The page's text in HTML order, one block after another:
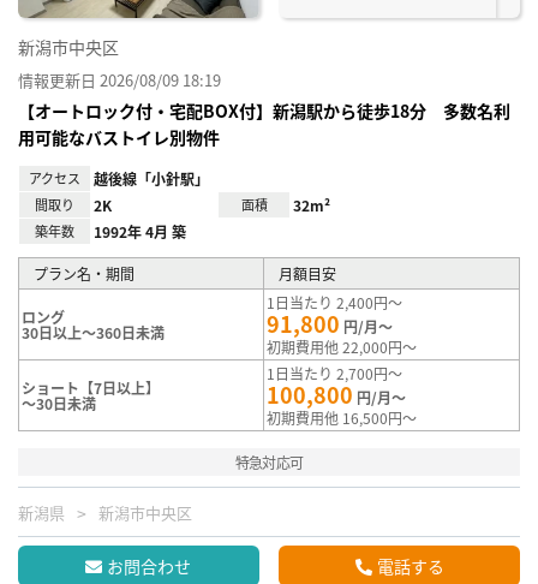
新潟市中央区
情報更新日 2026/08/09 18:19
【オートロック付・宅配BOX付】新潟駅から徒歩18分 多数名利
用可能なバストイレ別物件
アクセス 越後線「小針駅」
間取り 2K 面積 32m²
築年数 1992年 4月 築
プラン名・期間 月額目安
ロング
30日以上～360日未満
1日当たり 2,400円～
91,800 円/月～
初期費用他 22,000円～
ショート【7日以上】
～30日未満
1日当たり 2,700円～
100,800 円/月～
初期費用他 16,500円～
特急対応可
新潟県 新潟市中央区
お問合わせ 電話する